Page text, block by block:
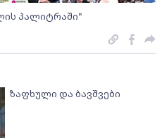
პალიტრაში"
ზაფხული და ბავშვები